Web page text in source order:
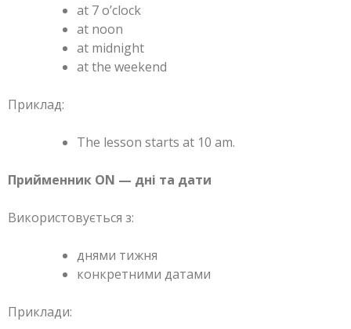
at 7 o’clock
at noon
at midnight
at the weekend
Приклад:
The lesson starts at 10 am.
Прийменник ON — дні та дати
Використовується з:
днями тижня
конкретними датами
Приклади: